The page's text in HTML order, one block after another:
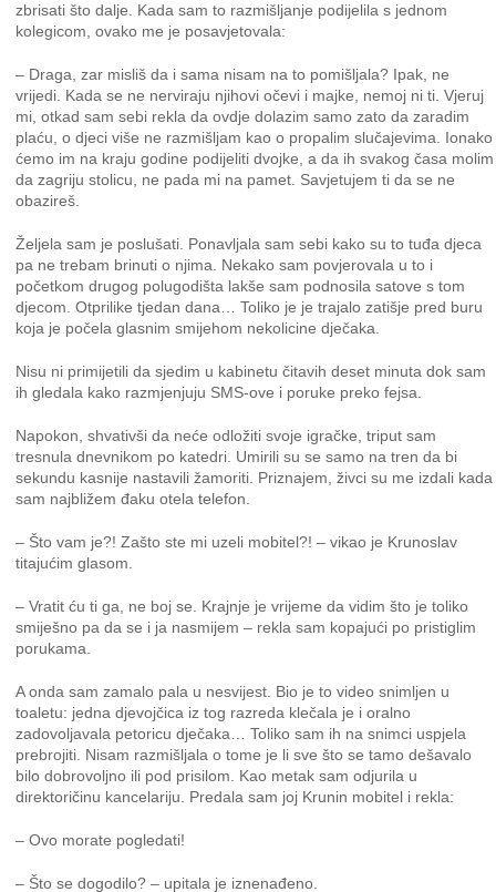
zbrisati što dalje. Kada sam to razmišljanje podijelila s jednom
kolegicom, ovako me je posavjetovala:
– Draga, zar misliš da i sama nisam na to pomišljala? Ipak, ne
vrijedi. Kada se ne nerviraju njihovi očevi i majke, nemoj ni ti. Vjeruj
mi, otkad sam sebi rekla da ovdje dolazim samo zato da zaradim
plaću, o djeci više ne razmišljam kao o propalim slučajevima. Ionako
ćemo im na kraju godine podijeliti dvojke, a da ih svakog časa molim
da zagriju stolicu, ne pada mi na pamet. Savjetujem ti da se ne
obazireš.
Željela sam je poslušati. Ponavljala sam sebi kako su to tuđa djeca
pa ne trebam brinuti o njima. Nekako sam povjerovala u to i
početkom drugog polugodišta lakše sam podnosila satove s tom
djecom. Otprilike tjedan dana… Toliko je je trajalo zatišje pred buru
koja je počela glasnim smijehom nekolicine dječaka.
Nisu ni primijetili da sjedim u kabinetu čitavih deset minuta dok sam
ih gledala kako razmjenjuju SMS-ove i poruke preko fejsa.
Napokon, shvativši da neće odložiti svoje igračke, triput sam
tresnula dnevnikom po katedri. Umirili su se samo na tren da bi
sekundu kasnije nastavili žamoriti. Priznajem, živci su me izdali kada
sam najbližem đaku otela telefon.
– Što vam je?! Zašto ste mi uzeli mobitel?! – vikao je Krunoslav
titajućim glasom.
– Vratit ću ti ga, ne boj se. Krajnje je vrijeme da vidim što je toliko
smiješno pa da se i ja nasmijem – rekla sam kopajući po pristiglim
porukama.
A onda sam zamalo pala u nesvijest. Bio je to video snimljen u
toaletu: jedna djevojčica iz tog razreda klečala je i oralno
zadovoljavala petoricu dječaka… Toliko sam ih na snimci uspjela
prebrojiti. Nisam razmišljala o tome je li sve što se tamo dešavalo
bilo dobrovoljno ili pod prisilom. Kao metak sam odjurila u
direktoričinu kancelariju. Predala sam joj Krunin mobitel i rekla:
– Ovo morate pogledati!
– Što se dogodilo? – upitala je iznenađeno.